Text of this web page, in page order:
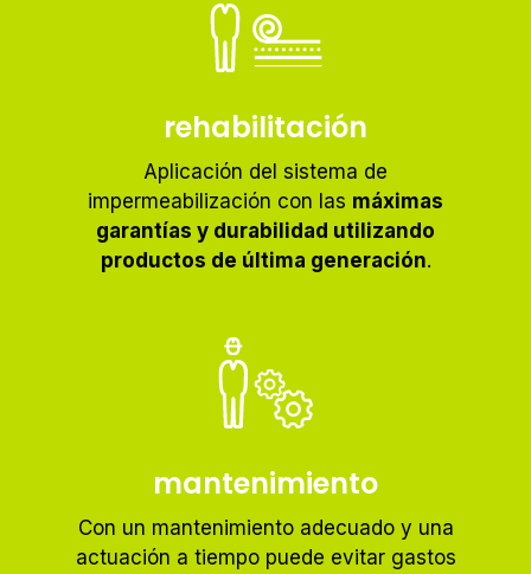
rehabilitación
Aplicación del sistema de
impermeabilización con las máximas
garantías y durabilidad utilizando
productos de última generación.
mantenimiento
Con un mantenimiento adecuado y una
actuación a tiempo puede evitar gastos